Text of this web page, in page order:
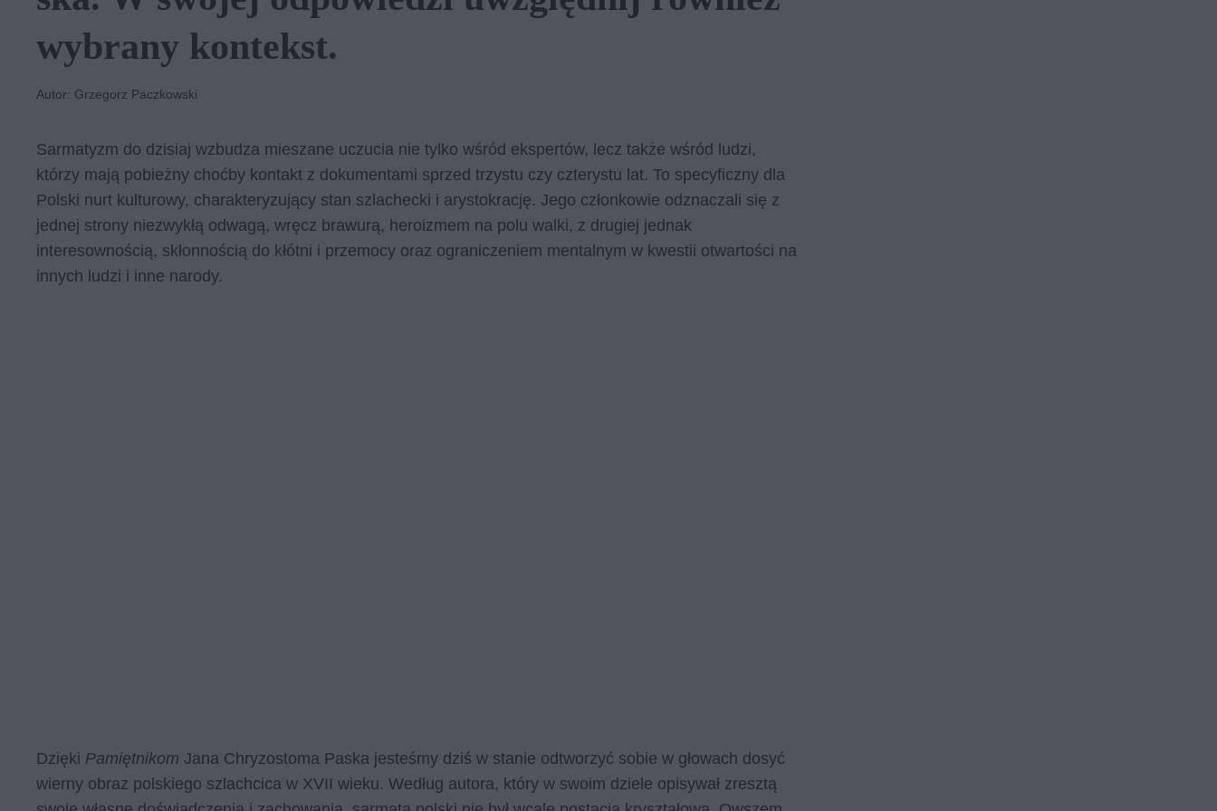
wy­bra­ny kon­tekst.
Autor: Grzegorz Paczkowski
Sarmatyzm do dzisiaj wzbudza mieszane uczucia nie tylko wśród ekspertów, lecz także wśród ludzi,
którzy mają pobieżny choćby kontakt z dokumentami sprzed trzystu czy czterystu lat. To specyficzny dla
Polski nurt kulturowy, charakteryzujący stan szlachecki i arystokrację. Jego członkowie odznaczali się z
jednej strony niezwykłą odwagą, wręcz brawurą, heroizmem na polu walki, z drugiej jednak
interesownością, skłonnością do kłótni i przemocy oraz ograniczeniem mentalnym w kwestii otwartości na
innych ludzi i inne narody.
Dzięki Pamiętnikom Jana Chryzostoma Paska jesteśmy dziś w stanie odtworzyć sobie w głowach dosyć
wierny obraz polskiego szlachcica w XVII wieku. Według autora, który w swoim dziele opisywał zresztą